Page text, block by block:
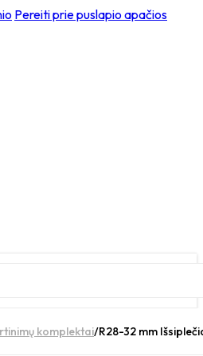
Pereiti prie puslapio apačios
komplektai/R28-32 mm